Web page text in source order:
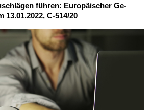
füh­ren: Eu­ro­päi­scher Ge­
C-514/20